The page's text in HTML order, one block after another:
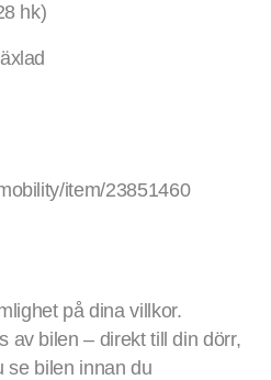
hk)
item/23851460
på dina villkor.
av bilen – direkt till din dörr,
se bilen innan du